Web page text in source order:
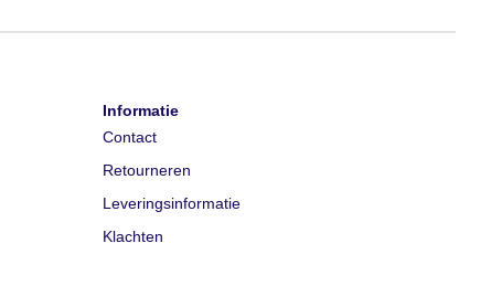
Informatie
Contact
Retourneren
Leveringsinformatie
Klachten